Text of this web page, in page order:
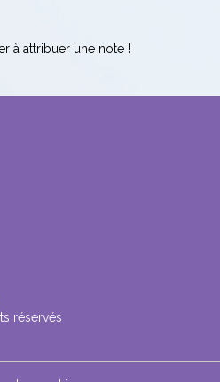
à attribuer une note !
réservés